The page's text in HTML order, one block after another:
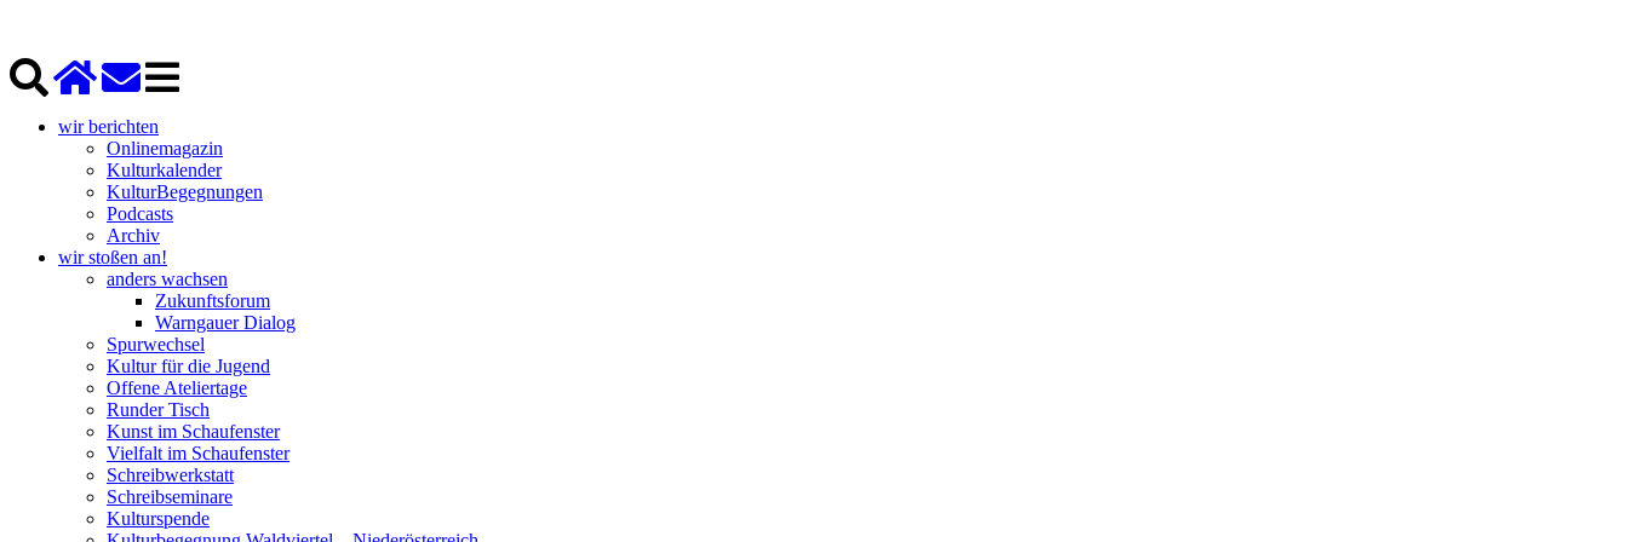
wir berichten
Onlinemagazin
Kulturkalender
KulturBegegnungen
Podcasts
Archiv
wir stoßen an!
anders wachsen
Zukunftsforum
Warngauer Dialog
Spurwechsel
Kultur für die Jugend
Offene Ateliertage
Runder Tisch
Kunst im Schaufenster
Vielfalt im Schaufenster
Schreibwerkstatt
Schreibseminare
Kulturspende